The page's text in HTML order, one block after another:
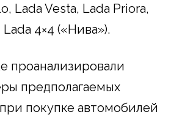
Lada Vesta, Lada Priora,
4×4 («Нива»).
проанализировали
предполагаемых
покупке автомобилей